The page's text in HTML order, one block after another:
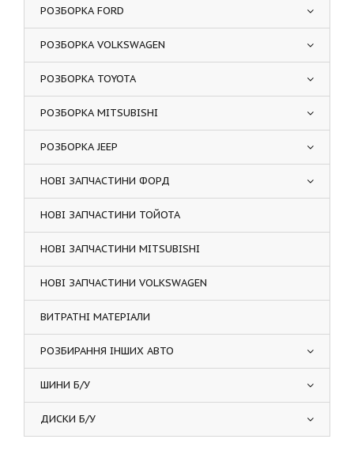
РОЗБОРКА FORD
РОЗБОРКА VOLKSWAGEN
РОЗБОРКА TOYOTA
РОЗБОРКА MITSUBISHI
РОЗБОРКА JEEP
НОВІ ЗАПЧАСТИНИ ФОРД
НОВІ ЗАПЧАСТИНИ ТОЙОТА
НОВІ ЗАПЧАСТИНИ MITSUBISHI
НОВІ ЗАПЧАСТИНИ VOLKSWAGEN
ВИТРАТНІ МАТЕРІАЛИ
РОЗБИРАННЯ ІНШИХ АВТО
ШИНИ Б/У
ДИСКИ Б/У